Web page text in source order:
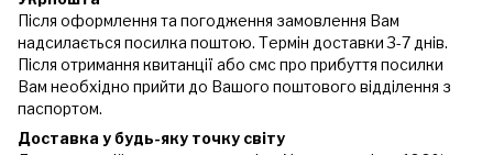
Після оформлення та погодження замовлення Вам
надсилається посилка поштою. Термін доставки 3-7 днів.
Після отримання квитанції або смс про прибуття посилки
Вам необхідно прийти до Вашого поштового відділення з
паспортом.
Доставка у будь-яку точку світу